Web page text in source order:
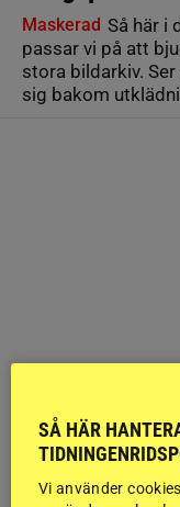
Maskerad Så här i
passar vi på att
stora bildarkiv.
sig bakom
SÅ HÄR
Vi använder